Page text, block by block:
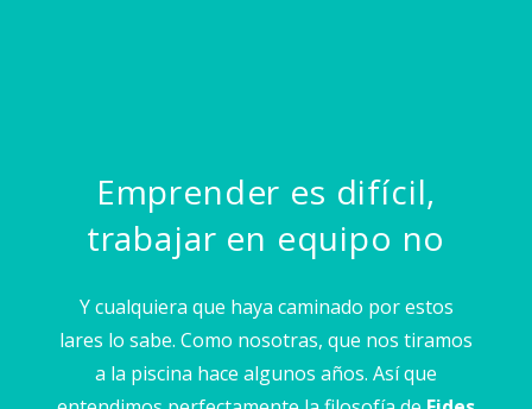
Emprender es difícil,
trabajar en equipo no
Y cualquiera que haya caminado por estos
lares lo sabe. Como nosotras, que nos tiramos
a la piscina hace algunos años. Así que